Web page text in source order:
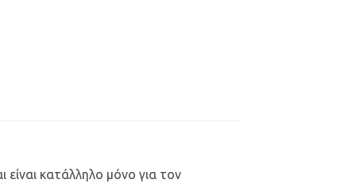
είναι κατάλληλο μόνο για τον